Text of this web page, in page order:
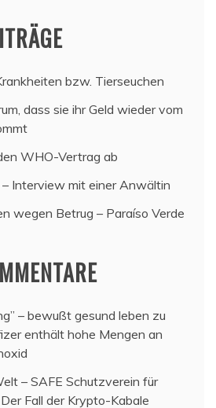
bzw. Tierseuchen
dass sie ihr Geld wieder vom
WHO-Vertrag ab
– Interview mit einer Anwältin
wegen Betrug – Paraíso Verde
– bewußt gesund leben zu
enthält hohe Mengen an
– SAFE Schutzverein für
Der Fall der Krypto-Kabale